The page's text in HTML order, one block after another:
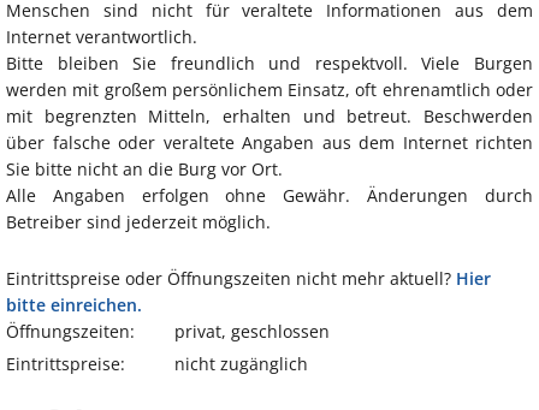
Menschen sind nicht für veraltete Informationen aus dem
Internet verantwortlich.
Bitte bleiben Sie freundlich und respektvoll. Viele Burgen
werden mit großem persönlichem Einsatz, oft ehrenamtlich oder
mit begrenzten Mitteln, erhalten und betreut. Beschwerden
über falsche oder veraltete Angaben aus dem Internet richten
Sie bitte nicht an die Burg vor Ort.
Alle Angaben erfolgen ohne Gewähr. Änderungen durch
Betreiber sind jederzeit möglich.
Eintrittspreise oder Öffnungszeiten nicht mehr aktuell? Hier
bitte einreichen.
Öffnungszeiten:
privat, geschlossen
Eintrittspreise:
nicht zugänglich